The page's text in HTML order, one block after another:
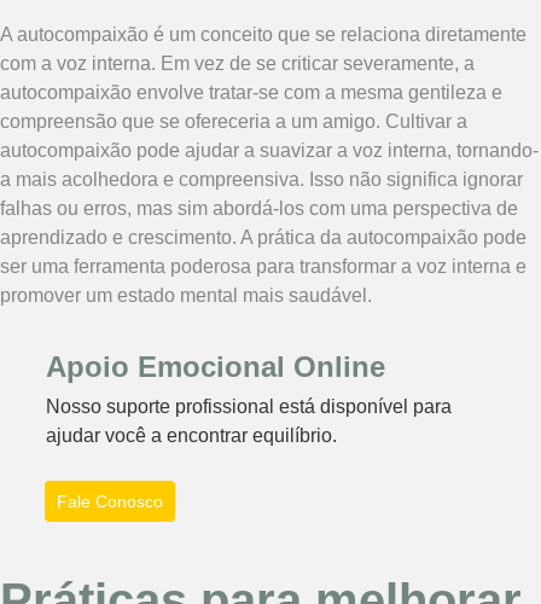
A autocompaixão é um conceito que se relaciona diretamente
com a voz interna. Em vez de se criticar severamente, a
autocompaixão envolve tratar-se com a mesma gentileza e
compreensão que se ofereceria a um amigo. Cultivar a
autocompaixão pode ajudar a suavizar a voz interna, tornando-
a mais acolhedora e compreensiva. Isso não significa ignorar
falhas ou erros, mas sim abordá-los com uma perspectiva de
aprendizado e crescimento. A prática da autocompaixão pode
ser uma ferramenta poderosa para transformar a voz interna e
promover um estado mental mais saudável.
Apoio Emocional Online
Nosso suporte profissional está disponível para
ajudar você a encontrar equilíbrio.
Fale Conosco